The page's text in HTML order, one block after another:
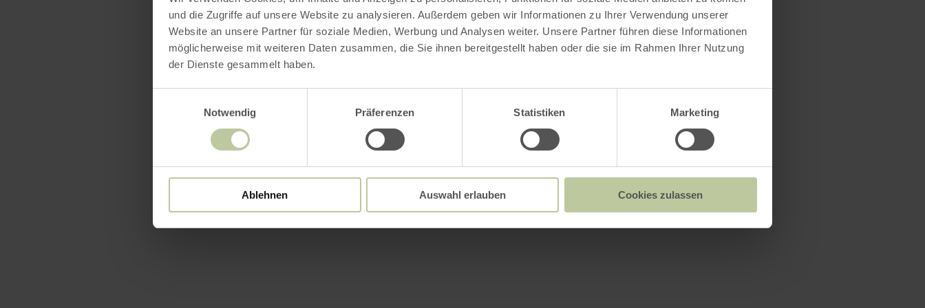
und die Zugriffe auf unsere Website zu analysieren. Außerdem geben wir Informationen zu Ihrer Verwendung unserer
Website an unsere Partner für soziale Medien, Werbung und Analysen weiter. Unsere Partner führen diese Informationen
möglicherweise mit weiteren Daten zusammen, die Sie ihnen bereitgestellt haben oder die sie im Rahmen Ihrer Nutzung
der Dienste gesammelt haben.
Notwendig
Präferenzen Statistiken Marketing
Ablehnen Auswahl erlauben Cookies zulassen